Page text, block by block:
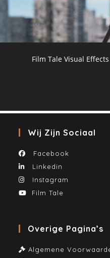
Film Tale Visual
Wij Zijn Sociaal
Facebook
Linkedin
Instagram
Film Tale
Overige Pagina’s
Algemene